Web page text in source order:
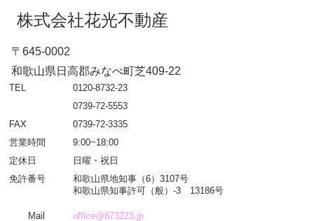
株式会社花光不動産
〒645-0002
和歌山県日高郡みなべ町芝409-22
TEL
0120-8732-23
0739-72-5553
FAX
0739-72-3335
営業時間
9:00~18:00
定休日
日曜・祝日
免許番号
和歌山県地知事（6）3107号
和歌山県知事許可（般）-3 13186号
Mail office@873223.jp